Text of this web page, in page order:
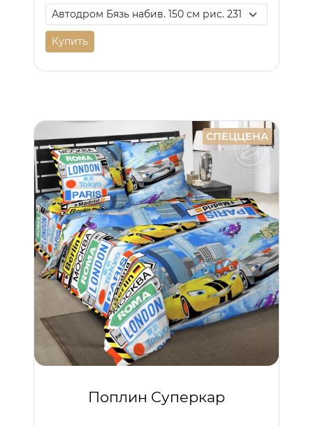
Купить
СПЕЦЦЕНА
Поплин Суперкар